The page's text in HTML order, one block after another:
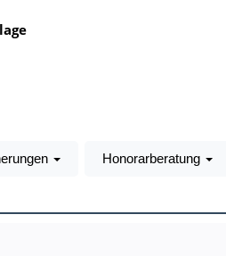
Honorarberatung